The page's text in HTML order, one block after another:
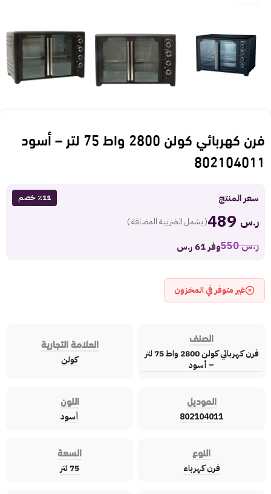
فرن كهربائي كولن 2800 واط 75 لتر – أسود
802104011
سعر المنتج ٪11 خصم
ر.س ( يشمل الضريبة المضافة )
ر.س550 وفر 61 ر.س
غير متوفر في المخزون
الصنف
فرن كهربائي كولن 2800 واط 75 لتر
– أسود
العلامة التجارية
كولن
الموديل
802104011
اللون
أسود
النوع
فرن كهرباء
السعة
75 لتر